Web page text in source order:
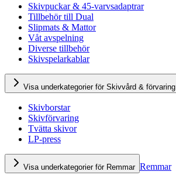
Skivpuckar & 45-varvsadaptrar
Tillbehör till Dual
Slipmats & Mattor
Våt avspelning
Diverse tillbehör
Skivspelarkablar
Visa underkategorier för Skivvård & förvaring
Skivborstar
Skivförvaring
Tvätta skivor
LP-press
Visa underkategorier för Remmar Remmar